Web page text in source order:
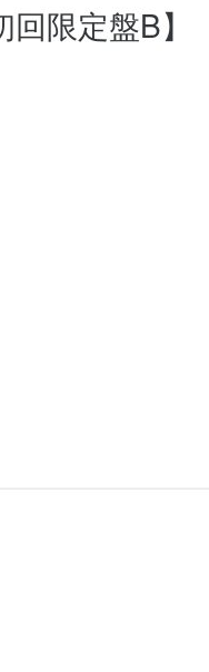
限定盤B】